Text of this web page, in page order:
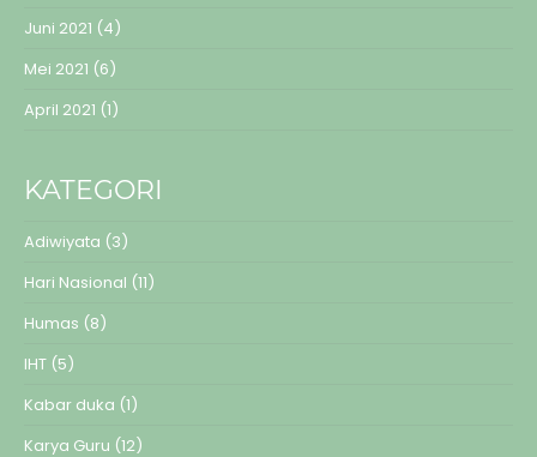
Juni 2021 (4)
Mei 2021 (6)
April 2021 (1)
KATEGORI
Adiwiyata (3)
Hari Nasional (11)
Humas (8)
IHT (5)
Kabar duka (1)
Karya Guru (12)